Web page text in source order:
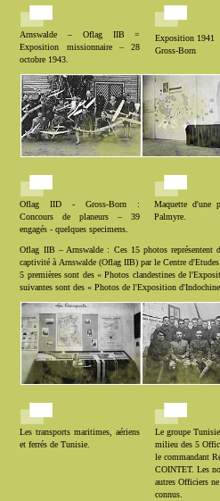
Arnswalde – Oflag IIB =
Exposition missionnaire – 28
octobre 1943.
Exposition 1941
Gross-Born
Oflag IID - Gross-Born :
Concours de planeurs – 39
engagés - quelques specimens.
Maquette d'une
Palmyre.
Oflag IIB – Arnswalde : Ces 15 photos représentent
captivité à Arnswalde (Oflag IIB) par le Centre
5 premières sont des « Photos clandestines de
suivantes sont des « Photos de l'Exposition
Les transports maritimes, aériens
et ferrés de Tunisie.
Le groupe
milieu des 5
le commandant
COINTET. Les
autres Officiers
connus.